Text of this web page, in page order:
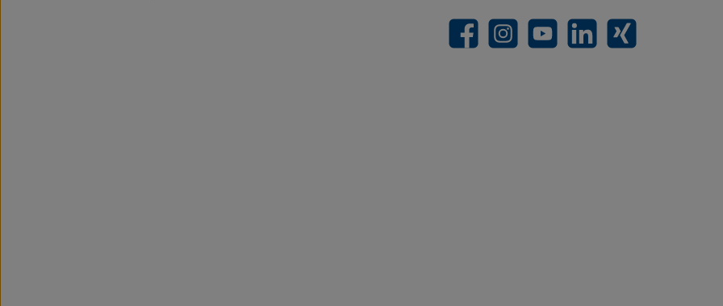
FacebookInstagramYouTubeLinkedInXing